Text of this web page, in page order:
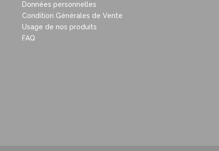
Données personnelles
Condition Générales de Vente
Usage de nos produits
FAQ